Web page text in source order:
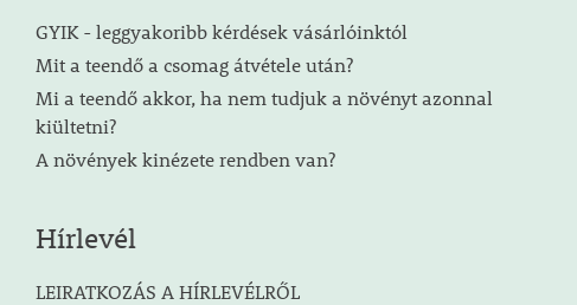
GYIK - leggyakoribb kérdések vásárlóinktól
Mit a teendő a csomag átvétele után?
Mi a teendő akkor, ha nem tudjuk a növényt azonnal
kiültetni?
A növények kinézete rendben van?
Hírlevél
LEIRATKOZÁS A HÍRLEVÉLRŐL